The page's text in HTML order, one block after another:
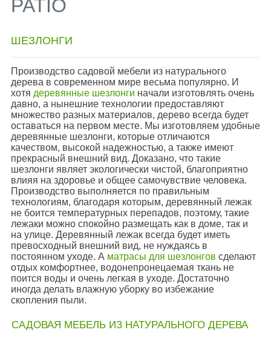
PATIO
ШЕЗЛОНГИ
Производство садовой мебели из натурального
дерева в современном мире весьма популярно. И
хотя деревянные шезлонги начали изготовлять очень
давно, а нынешние технологии предоставляют
множество разных материалов, дерево всегда будет
оставаться на первом месте. Мы изготовляем удобные
деревянные шезлонги, которые отличаются
качеством, высокой надежностью, а также имеют
прекрасный внешний вид. Доказано, что такие
шезлонги являет экологически чистой, благоприятно
влияя на здоровье и общее самочувствие человека.
Производство выполняется по правильным
технологиям, благодаря которым, деревянный лежак
не боится температурных перепадов, поэтому, такие
лежаки можно спокойно размещать как в доме, так и
на улице. Деревянный лежак всегда будет иметь
превосходный внешний вид, не нуждаясь в
постоянном уходе. А матрасы для шезлонгов сделают
отдых комфортнее, водонепронецаемая ткань не
поится воды и очень легкая в уходе. Достаточно
иногда делать влажную уборку во избежание
скопления пыли.
САДОВАЯ МЕБЕЛЬ ИЗ НАТУРАЛЬНОГО ДЕРЕВА